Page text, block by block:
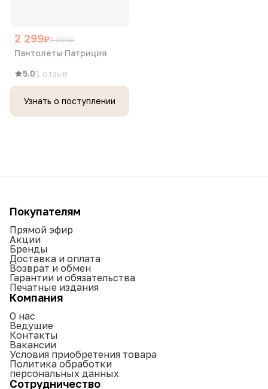
2 299₽5 099₽
Пантолеты Патриция
5.01 отзыв
Узнать о поступлении
Покупателям
Прямой эфир
Акции
Бренды
Доставка и оплата
Возврат и обмен
Гарантии и обязательства
Печатные издания
Компания
О нас
Ведущие
Контакты
Вакансии
Условия приобретения товара
Политика обработки
персональных данных
Сотрудничество